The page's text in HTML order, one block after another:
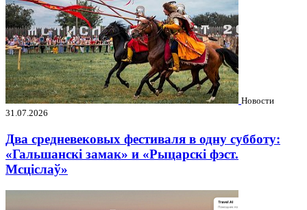
Новости
31.07.2026
Два средневековых фестиваля в одну субботу:
«Гальшанскі замак» и «Рыцарскі фэст.
Мсціслаў»